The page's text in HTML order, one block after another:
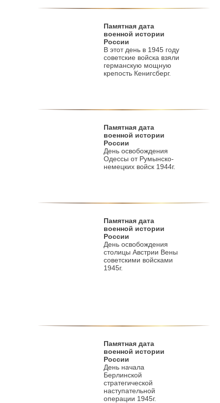
Памятная дата
военной истории
России
В этот день в 1945 году
советские войска взяли
германскую мощную
крепость Кенигсберг.
Памятная дата
военной истории
России
День освобождения
Одессы от Румынско-
немецких войск 1944г.
Памятная дата
военной истории
России
День освобождения
столицы Австрии Вены
советскими войсками
1945г.
Памятная дата
военной истории
России
День начала
Берлинской
стратегической
наступательной
операции 1945г.